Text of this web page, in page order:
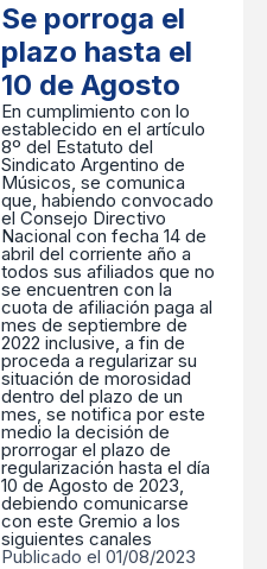
Se porroga el
plazo hasta el
10 de Agosto
En cumplimiento con lo
establecido en el artículo
8º del Estatuto del
Sindicato Argentino de
Músicos, se comunica
que, habiendo convocado
el Consejo Directivo
Nacional con fecha 14 de
abril del corriente año a
todos sus afiliados que no
se encuentren con la
cuota de afiliación paga al
mes de septiembre de
2022 inclusive, a fin de
proceda a regularizar su
situación de morosidad
dentro del plazo de un
mes, se notifica por este
medio la decisión de
prorrogar el plazo de
regularización hasta el día
10 de Agosto de 2023,
debiendo comunicarse
con este Gremio a los
siguientes canales
Publicado el 01/08/2023